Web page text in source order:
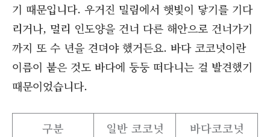
기 때문입니다. 우거진 밀림에서 햇빛이 닿기를 기다
리거나, 멀리 인도양을 건너 다른 해안으로 건너가기
까지 또 수 년을 견뎌야 했거든요. 바다 코코넛이란
이름이 붙은 것도 바다에 둥둥 떠다니는 걸 발견했기
때문이었습니다.
구분 일반 코코넛
바다코코넛